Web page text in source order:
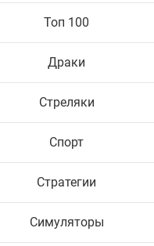
Топ 100
Драки
Стреляки
Спорт
Стратегии
Симуляторы